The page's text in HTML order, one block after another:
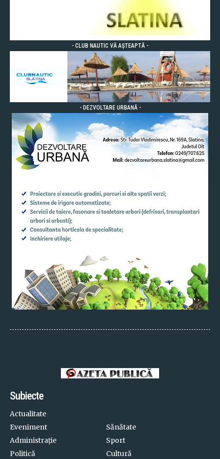
- CLUB NAUTIC VĂ AȘTEAPTĂ -
- DEZVOLTARE URBANĂ -
Subiecte
Actualitate
Eveniment
Administrație
Politică
Sănătate
Sport
Cultură